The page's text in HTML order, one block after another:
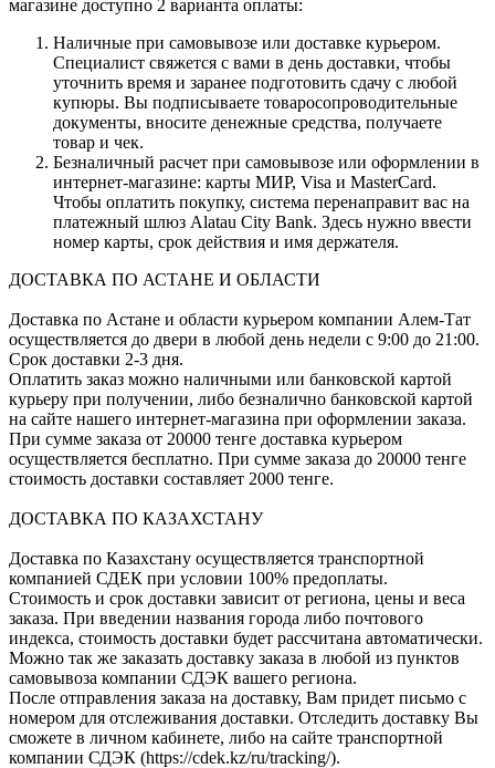
магазине доступно 2 варианта оплаты:
Наличные при самовывозе или доставке курьером.
Специалист свяжется с вами в день доставки, чтобы
уточнить время и заранее подготовить сдачу с любой
купюры. Вы подписываете товаросопроводительные
документы, вносите денежные средства, получаете
товар и чек.
Безналичный расчет при самовывозе или оформлении в
интернет-магазине: карты МИР, Visa и MasterCard.
Чтобы оплатить покупку, система перенаправит вас на
платежный шлюз Alatau City Bank. Здесь нужно ввести
номер карты, срок действия и имя держателя.
ДОСТАВКА ПО АСТАНЕ И ОБЛАСТИ
Доставка по Астане и области курьером компании Алем-Тат
осуществляется до двери в любой день недели с 9:00 до 21:00.
Срок доставки 2-3 дня.
Оплатить заказ можно наличными или банковской картой
курьеру при получении, либо безналично банковской картой
на сайте нашего интернет-магазина при оформлении заказа.
При сумме заказа от 20000 тенге доставка курьером
осуществляется бесплатно. При сумме заказа до 20000 тенге
стоимость доставки составляет 2000 тенге.
ДОСТАВКА ПО КАЗАХСТАНУ
Доставка по Казахстану осуществляется транспортной
компанией СДЕК при условии 100% предоплаты.
Стоимость и срок доставки зависит от региона, цены и веса
заказа. При введении названия города либо почтового
индекса, стоимость доставки будет рассчитана автоматически.
Можно так же заказать доставку заказа в любой из пунктов
самовывоза компании СДЭК вашего региона.
После отправления заказа на доставку, Вам придет письмо с
номером для отслеживания доставки. Отследить доставку Вы
сможете в личном кабинете, либо на сайте транспортной
компании СДЭК (https://cdek.kz/ru/tracking/).